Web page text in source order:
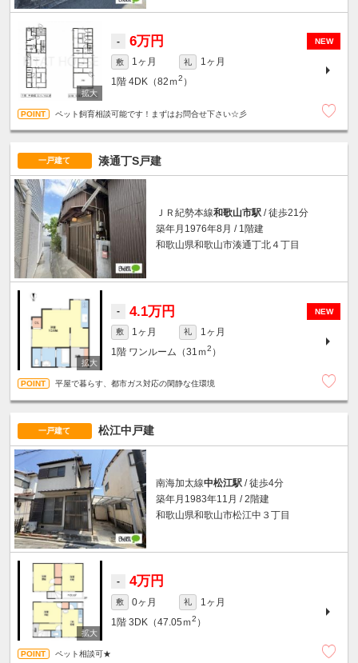
NEW
- 6万円
敷 1ヶ月 礼
1ヶ月
1階 4DK（82ｍ2 ）
ペット飼育相談可能です！まずはお問合せ下さい☆彡
一戸建て 湊通丁S戸建
ＪＲ紀勢本線和歌山市駅 / 徒歩21分
築年月1976年8月 / 1階建
和歌山県和歌山市湊通丁北４丁目
NEW
- 4.1万円
敷 1ヶ月 礼
1ヶ月
1階 ワンルーム（31ｍ2 ）
平屋で暮らす、都市ガス対応の閑静な住環境
一戸建て 松江中戸建
南海加太線中松江駅 / 徒歩4分
築年月1983年11月 / 2階建
和歌山県和歌山市松江中３丁目
- 4万円
敷 0ヶ月 礼
1ヶ月
1階 3DK（47.05ｍ2 ）
ペット相談可★